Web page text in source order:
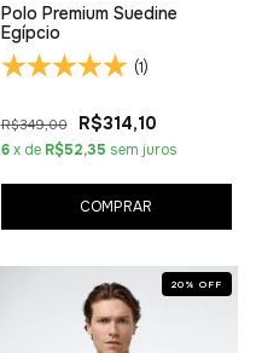
Polo Premium Suedine
Egípcio
(1)
R$349,00 R$314,10
6 x de R$52,35 sem juros
COMPRAR
20 % OFF